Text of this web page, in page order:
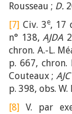
Rousseau ; D.
[7] Civ. 3 e, 17
n° 138,AJDA
chron. A.-L.
p. 667, chron.
Couteaux ;
p. 398, obs. W.
[8] V. par